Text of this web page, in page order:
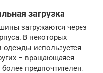
загрузка
загружаются через
В некоторых
используется
– вращающаяся
предпочтителен,